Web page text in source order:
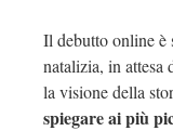
Il debutto online è
natalizia, in attesa
la visione della
spiegare ai più